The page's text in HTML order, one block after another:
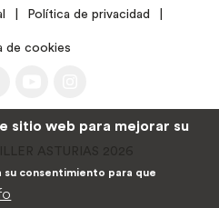
Política de privacidad
de cookies
ASTURIAS 2026
sitio web para mejorar su
consentimiento para que